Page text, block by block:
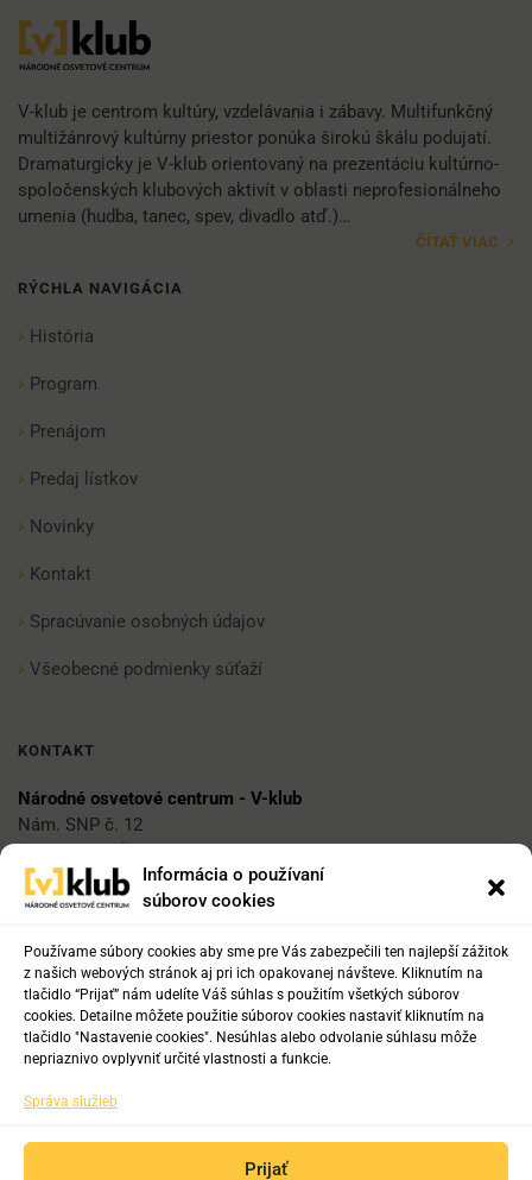
Informácia o používaní
súborov cookies
Používame súbory cookies aby sme pre Vás zabezpečili ten najlepší zážitok
z našich webových stránok aj pri ich opakovanej návšteve. Kliknutím na
tlačidlo “Prijať” nám udelíte Váš súhlas s použitím všetkých súborov
cookies. Detailne môžete použitie súborov cookies nastaviť kliknutím na
tlačidlo "Nastavenie cookies". Nesúhlas alebo odvolanie súhlasu môže
nepriaznivo ovplyvniť určité vlastnosti a funkcie.
Správa služieb
Prijať
V-klub je centrom kultúry, vzdelávania i zábavy. Multifunkčný
multižánrový kultúrny priestor ponúka širokú škálu podujatí.
Dramaturgicky je V-klub orientovaný na prezentáciu kultúrno-
spoločenských klubových aktivít v oblasti neprofesionálneho
umenia (hudba, tanec, spev, divadlo atď.)…
ČÍTAŤ VIAC
RÝCHLA NAVIGÁCIA
História
Program
Prenájom
Predaj lístkov
Novinky
Kontakt
Spracúvanie osobných údajov
Všeobecné podmienky súťaží
KONTAKT
Národné osvetové centrum - V-klub
Nám. SNP č. 12
812 34 Bratislava 1
vklub@nocka.sk
Tel:
+421 2 204 71 217
+421 918 817 141